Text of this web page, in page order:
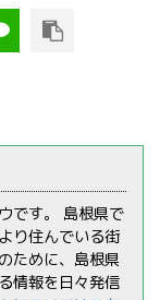
です。 島根県で
り住んでいる街
ために、島根県
情報を日々発信